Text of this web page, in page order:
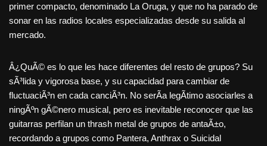
primer compacto, denominado La Oruga, y que no ha parado de
sonar en las radios locales especializadas desde su salida al
mercado.
Â¿QuÃ© es lo que les hace diferentes del resto de grupos? Su
sÃ³lida y vigorosa base, y su capacidad para cambiar de
fluctuaciÃ³n en cada canciÃ³n. No serÃ­a legÃ­timo asociarles a
ningÃºn gÃ©nero musical, pero es inevitable reconocer que las
guitarras perfilan un thrash metal de grupos de antaÃ±o,
recordando a grupos como Pantera, Anthrax o Suicidal